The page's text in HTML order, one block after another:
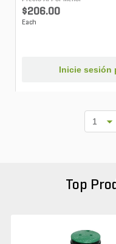
$206.00
Each
Inicie sesión
Top